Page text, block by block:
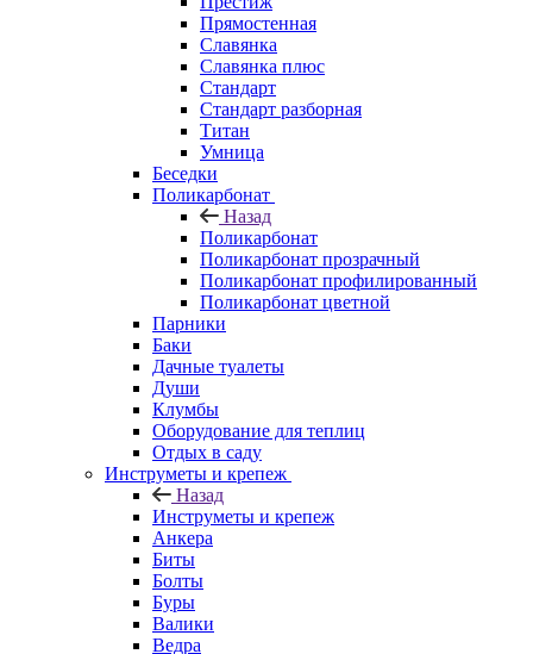
Прямостенная
Славянка
Славянка плюс
Стандарт
Стандарт разборная
Титан
Умница
Беседки
Поликарбонат
Назад
Поликарбонат
Поликарбонат прозрачный
Поликарбонат профилированный
Поликарбонат цветной
Парники
Баки
Дачные туалеты
Души
Клумбы
Оборудование для теплиц
Отдых в саду
Инструметы и крепеж
Назад
Инструметы и крепеж
Анкера
Биты
Болты
Буры
Валики
Ведра